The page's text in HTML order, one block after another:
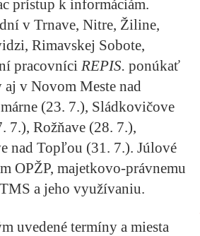
prístup k informáciám.
v Trnave, Nitre, Žiline,
Rimavskej Sobote,
pracovníci REPIS. ponúkať
aj v Novom Meste nad
(23. 7.), Sládkovičove
7.), Rožňave (28. 7.),
nad Topľou (31. 7.). Júlové
OPŽP, majetkovo-právnemu
a jeho využívaniu.
uvedené termíny a miesta